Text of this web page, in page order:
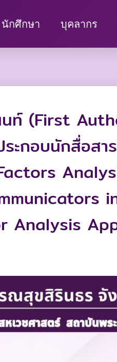
นักศึกษา บุคลากร
(First
ะกอบนักสื่อส
Analysis